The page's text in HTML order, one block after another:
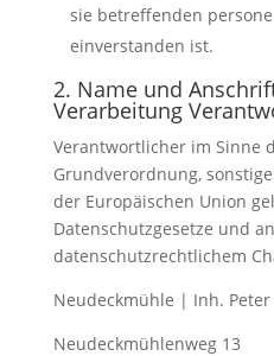
sie betreffenden
einverstanden ist.
2. Name und
Verarbeitung
Verantwortlicher im Sinne
Grundverordnung,
der Europäischen Union
Datenschutzgesetze und
datenschutzrechtlichem
Neudeckmühle | Inh. Peter
Neudeckmühlenweg 13